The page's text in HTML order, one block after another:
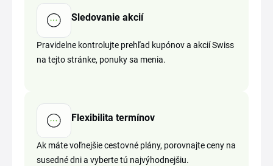
Sledovanie akcií
Pravidelne kontrolujte prehľad kupónov a akcií Swiss
na tejto stránke, ponuky sa menia.
Flexibilita termínov
Ak máte voľnejšie cestovné plány, porovnajte ceny na
susedné dni a vyberte tú najvýhodnejšiu.